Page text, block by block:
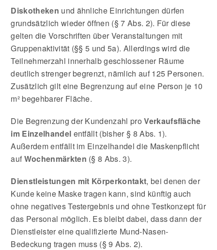
Diskotheken und ähnliche Einrichtungen dürfen
grundsätzlich wieder öffnen (§ 7 Abs. 2). Für diese
gelten die Vorschriften über Veranstaltungen mit
Gruppenaktivität (§§ 5 und 5a). Allerdings wird die
Teilnehmerzahl innerhalb geschlossener Räume
deutlich strenger begrenzt, nämlich auf 125 Personen.
Zusätzlich gilt eine Begrenzung auf eine Person je 10
m² begehbarer Fläche.
Die Begrenzung der Kundenzahl proVerkaufsfläche
im Einzelhandel entfällt (bisher § 8 Abs. 1).
Außerdem entfällt im Einzelhandel die Maskenpflicht
auf Wochenmärkten (§ 8 Abs. 3).
Dienstleistungen mit Körperkontakt, bei denen der
Kunde keine Maske tragen kann, sind künftig auch
ohne negatives Testergebnis und ohne Testkonzept für
das Personal möglich. Es bleibt dabei, dass dann der
Dienstleister eine qualifizierte Mund-Nasen-
Bedeckung tragen muss (§ 9 Abs. 2).